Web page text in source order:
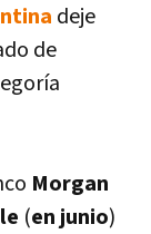
deje
de
Morgan
(enjunio)